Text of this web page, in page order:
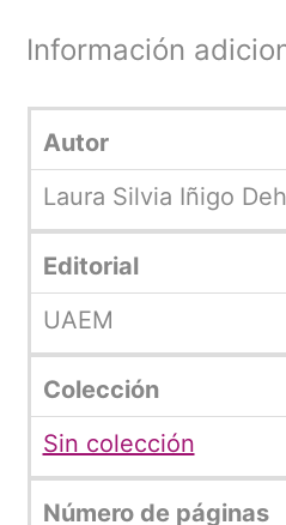
Información
Autor
Laura Silvia Iñigo
Editorial
UAEM
Colección
Sin colección
Número de páginas